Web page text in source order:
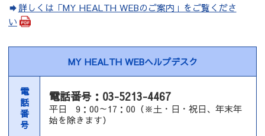
詳しくは「MY HEALTH WEBのご案内」をご覧くださ
い
MY HEALTH WEBヘルプデスク
電
話
番
号
電話番号：03-5213-4467
平日 9：00～17：00（※土・日・祝日、年末年
始を除きます）